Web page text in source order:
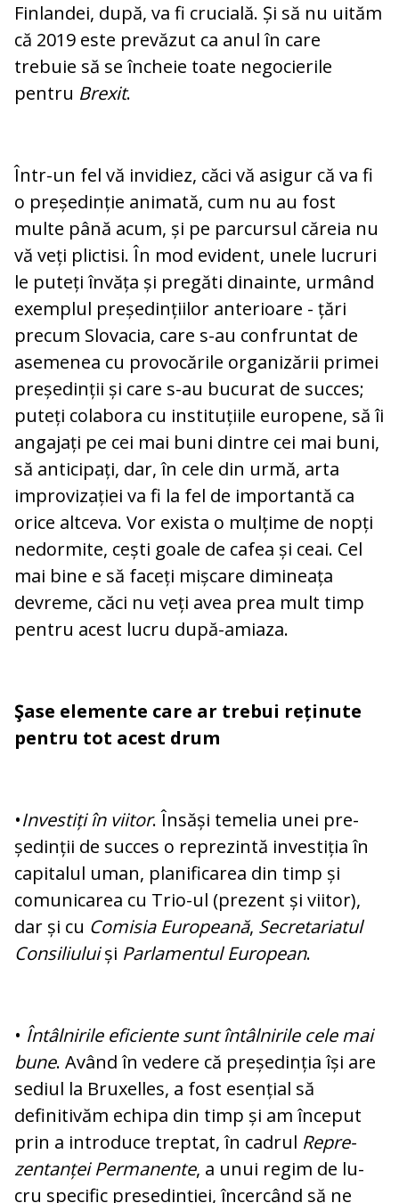
Finlandei, după, va fi crucială. Și să nu uităm
că 2019 este prevăzut ca anul în care
trebuie să se încheie toate ne­go­cie­rile
pentru Brexit.
Într-un fel vă invidiez, căci vă asigur că va fi
o președinție animată, cum nu au fost
multe până acum, și pe parcursul căreia nu
vă veți plictisi. În mod evident, unele lucruri
le puteți învăța și pregăti dinainte, urmând
exemplul președințiilor anterioare - țări
precum Slovacia, care s-au confruntat de
asemenea cu provocările organizării pri­mei
președinții și care s-au bucurat de suc­ces;
puteți colabora cu instituțiile eu­ropene, să îi
angajați pe cei mai buni din­tre cei mai buni,
să anticipați, dar, în cele din urmă, arta
improvizației va fi la fel de importantă ca
orice altceva. Vor exista o mulțime de nopți
nedormite, cești goale de cafea și ceai. Cel
mai bine e să faceți mișcare dimineața
devreme, căci nu veți avea prea mult timp
pentru acest lucru după-amiaza.
Şase elemente care ar trebui reținute
pentru tot acest drum
•Investiți în viitor. Însăși temelia unei pre­
ședinții de succes o reprezintă investiția în
capitalul uman, planificarea din timp și
comunicarea cu Trio-ul (prezent și viitor),
dar și cu Comisia Europeană, Se­cre­ta­ria­tul
Consiliuluiși Parlamentul European.
• Întâlnirile eficiente sunt întâlnirile cele mai
bune. Având în vedere că președinția își are
sediul la Bruxelles, a fost esențial să
definitivăm echipa din timp și am început
prin a introduce treptat, în cadrul Re­pre­
zentanței Permanente, a unui regim de lu­
cru specific președinției, încercând să ne